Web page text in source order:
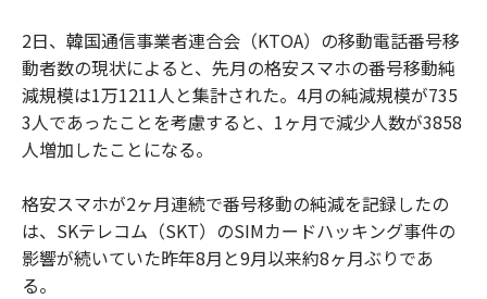
2日、韓国通信事業者連合会（KTOA）の移動電話番号移
動者数の現状によると、先月の格安スマホの番号移動純
減規模は1万1211人と集計された。4月の純減規模が735
3人であったことを考慮すると、1ヶ月で減少人数が3858
人増加したことになる。
格安スマホが2ヶ月連続で番号移動の純減を記録したの
は、SKテレコム（SKT）のSIMカードハッキング事件の
影響が続いていた昨年8月と9月以来約8ヶ月ぶりであ
る。